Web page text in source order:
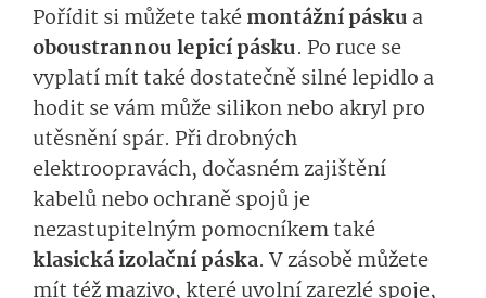
Pořídit si můžete takémontážní pásku a
oboustrannou lepicí pásku. Po ruce se
vyplatí mít také dostatečně silné lepidlo a
hodit se vám může silikon nebo akryl pro
utěsnění spár. Při drobných
elektroopravách, dočasném zajištění
kabelů nebo ochraně spojů je
nezastupitelným pomocníkem také
klasická izolační páska. V zásobě můžete
mít též mazivo, které uvolní zarezlé spoje,